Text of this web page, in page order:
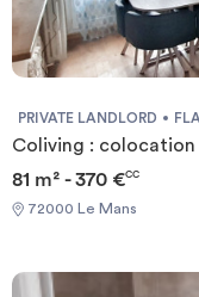
PRIVATE LANDLORD
Coliving :
81 m² - 370 €CC
72000 Le Mans